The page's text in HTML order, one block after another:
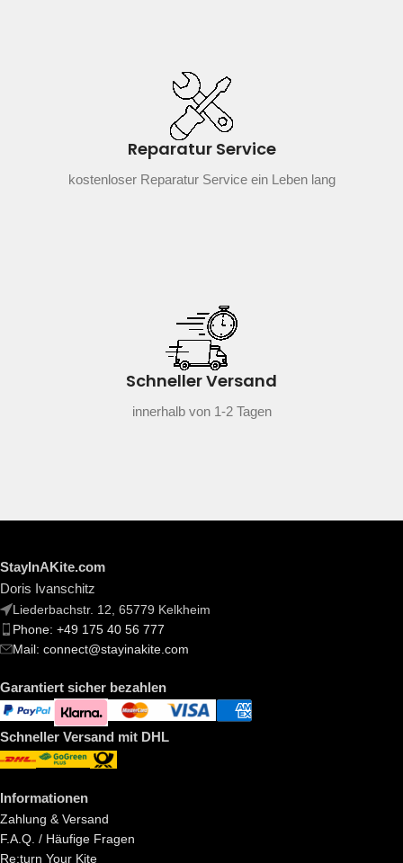
Reparatur Service
kostenloser Reparatur Service ein Leben lang
Schneller Versand
innerhalb von 1-2 Tagen
StayInAKite.com
Doris Ivanschitz
Liederbachstr. 12, 65779 Kelkheim
Phone: +49 175 40 56 777
Mail: connect@stayinakite.com
Garantiert sicher bezahlen
Schneller Versand mit DHL
Informationen
Zahlung & Versand
F.A.Q. / Häufige Fragen
Re:turn Your Kite